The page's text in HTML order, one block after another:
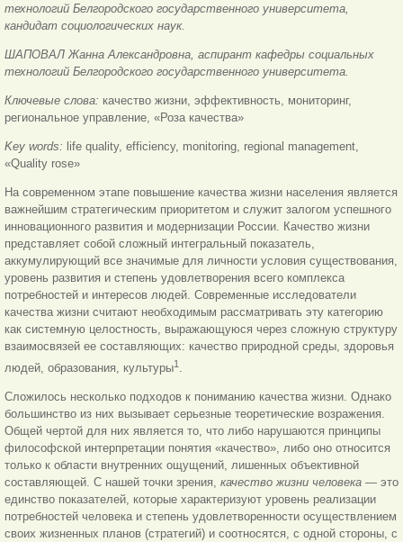
технологий Белгородского государственного университета,
кандидат социологических наук.
ШАПОВАЛ Жанна Александровна, аспирант кафедры социальных
технологий Белгородского государственного университета.
Ключевые слова: качество жизни, эффективность, мониторинг,
региональное управление, «Роза качества»
Key words: life quality, efficiency, monitoring, regional management,
«Quality rose»
На современном этапе повышение качества жизни населения является
важнейшим стратегическим приоритетом и служит залогом успешного
инновационного развития и модернизации России. Качество жизни
представляет собой сложный интегральный показатель,
аккумулирующий все значимые для личности условия существования,
уровень развития и степень удовлетворения всего комплекса
потребностей и интересов людей. Современные исследователи
качества жизни считают необходимым рассматривать эту категорию
как системную целостность, выражающуюся через сложную структуру
взаимосвязей ее составляющих: качество природной среды, здоровья
людей, образования, культуры1
Сложилось несколько подходов к пониманию качества жизни. Однако
большинство из них вызывает серьезные теоретические возражения.
Общей чертой для них является то, что либо нарушаются принципы
философской интерпретации понятия «качество», либо оно относится
только к области внутренних ощущений, лишенных объективной
составляющей. С нашей точки зрения, качество жизни человека — это
единство показателей, которые характеризуют уровень реализации
потребностей человека и степень удовлетворенности осуществлением
своих жизненных планов (стратегий) и соотносятся, с одной стороны, с